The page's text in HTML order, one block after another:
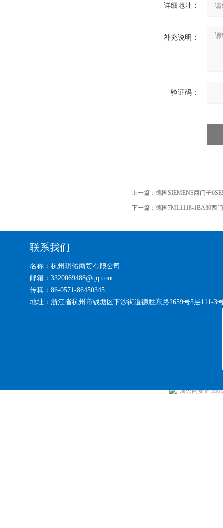
详细地址：
补充说明：
验证码：
上一篇： 德国SIEMENS西门子
下一篇： 德国7ML1118-1BA30西
联系我们
名称：杭州琪佑商贸有限公司
邮箱：3320069488@qq.com
传真：86-0571-86450345
地址：浙江省杭州市钱塘区下沙街道德胜东路2659号5层111-3
浙公网安备